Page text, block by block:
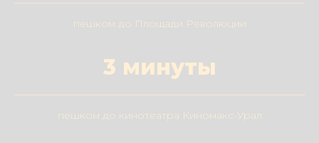
пешком до Площади Революции
3 минуты
пешком до кинотеатра Киномакс-Урал